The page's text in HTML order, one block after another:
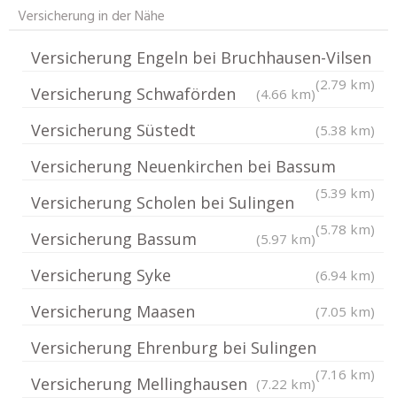
Versicherung in der Nähe
Versicherung Engeln bei Bruchhausen-Vilsen
(2.79 km)
Versicherung Schwaförden (4.66 km)
Versicherung Süstedt (5.38 km)
Versicherung Neuenkirchen bei Bassum
(5.39 km)
Versicherung Scholen bei Sulingen
(5.78 km)
Versicherung Bassum (5.97 km)
Versicherung Syke (6.94 km)
Versicherung Maasen (7.05 km)
Versicherung Ehrenburg bei Sulingen
(7.16 km)
Versicherung Mellinghausen (7.22 km)